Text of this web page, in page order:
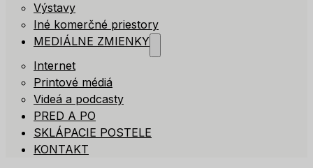
Výstavy
Iné komerčné priestory
MEDIÁLNE ZMIENKY
Internet
Printové médiá
Videá a podcasty
PRED A PO
SKLÁPACIE POSTELE
KONTAKT